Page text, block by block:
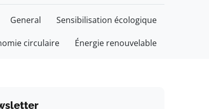
General Sensibilisation écologique
circulaire Énergie renouvelable